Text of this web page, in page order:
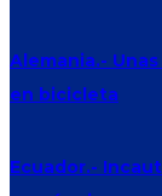
Alemania.-
en bicicleta
Ecuador.-